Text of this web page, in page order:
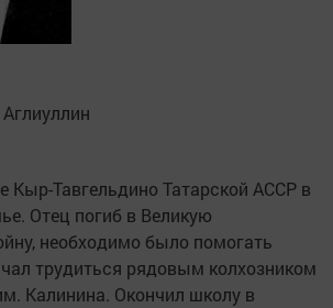
Кыр-Тавгельдино Татарской АССР в
Отец погиб в Великую
необходимо было помогать
трудиться рядовым колхозником
Калинина. Окончил школу в